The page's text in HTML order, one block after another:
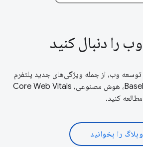
را دنبال کنید
توسعه وب، از جمله ویژگی‌های جدید پلتفرم
وب، به‌روزرسانی‌های Baseline، هوش مصنوعی، Core Web Vitals
کنید.
وبلاگ را بخوانید